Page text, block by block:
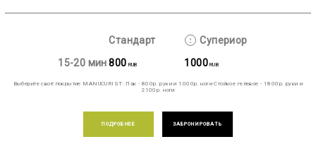
Стандарт
Супериор
15-20 мин 800 RUB 1000 RUB
Выберите своё покрытие MANUCURIST: Лак - 800р. руки и 1000р. ноги Стойкое гелевое - 1800р. руки и
2100р. ноги
ПОДРОБНЕЕ ЗАБРОНИРОВАТЬ